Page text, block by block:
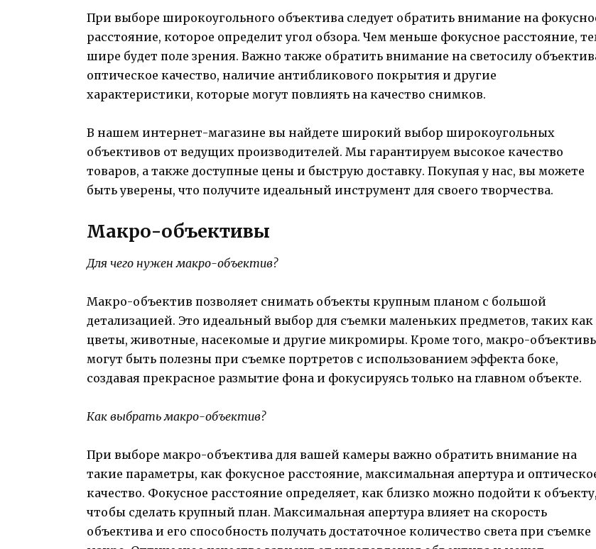
При выборе широкоугольного объектива следует обратить внимание на
расстояние, которое определит угол обзора. Чем меньше фокусное расстояние,
шире будет поле зрения. Важно также обратить внимание на светосилу
оптическое качество, наличие антибликового покрытия и другие
характеристики, которые могут повлиять на качество снимков.
В нашем интернет-магазине вы найдете широкий выбор широкоугольных
объективов от ведущих производителей. Мы гарантируем высокое качество
товаров, а также доступные цены и быструю доставку. Покупая у нас, вы можете
быть уверены, что получите идеальный инструмент для своего творчества.
Макро-объективы
Для чего нужен макро-объектив?
Макро-объектив позволяет снимать объекты крупным планом с большой
детализацией. Это идеальный выбор для съемки маленьких предметов, таких как
цветы, животные, насекомые и другие микромиры. Кроме того, макро-
могут быть полезны при съемке портретов с использованием эффекта боке,
создавая прекрасное размытие фона и фокусируясь только на главном объекте.
Как выбрать макро-объектив?
При выборе макро-объектива для вашей камеры важно обратить внимание на
такие параметры, как фокусное расстояние, максимальная апертура и
качество. Фокусное расстояние определяет, как близко можно подойти к объекту,
чтобы сделать крупный план. Максимальная апертура влияет на скорость
объектива и его способность получать достаточное количество света при съемке